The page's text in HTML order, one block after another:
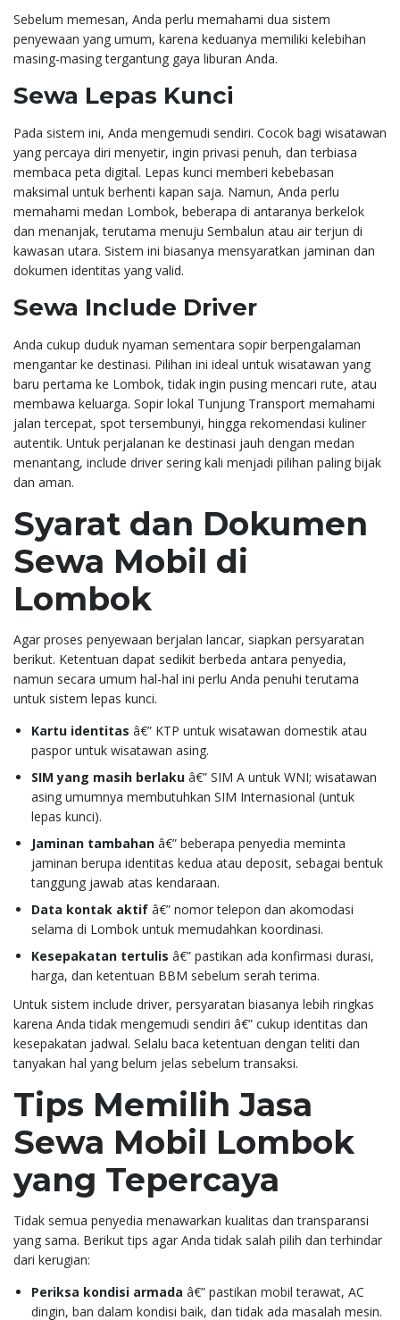
Sebelum memesan, Anda perlu memahami dua sistem
penyewaan yang umum, karena keduanya memiliki kelebihan
masing-masing tergantung gaya liburan Anda.
Sewa Lepas Kunci
Pada sistem ini, Anda mengemudi sendiri. Cocok bagi wisatawan
yang percaya diri menyetir, ingin privasi penuh, dan terbiasa
membaca peta digital. Lepas kunci memberi kebebasan
maksimal untuk berhenti kapan saja. Namun, Anda perlu
memahami medan Lombok, beberapa di antaranya berkelok
dan menanjak, terutama menuju Sembalun atau air terjun di
kawasan utara. Sistem ini biasanya mensyaratkan jaminan dan
dokumen identitas yang valid.
Sewa Include Driver
Anda cukup duduk nyaman sementara sopir berpengalaman
mengantar ke destinasi. Pilihan ini ideal untuk wisatawan yang
baru pertama ke Lombok, tidak ingin pusing mencari rute, atau
membawa keluarga. Sopir lokal Tunjung Transport memahami
jalan tercepat, spot tersembunyi, hingga rekomendasi kuliner
autentik. Untuk perjalanan ke destinasi jauh dengan medan
menantang, include driver sering kali menjadi pilihan paling bijak
dan aman.
Syarat dan Dokumen
Sewa Mobil di
Lombok
Agar proses penyewaan berjalan lancar, siapkan persyaratan
berikut. Ketentuan dapat sedikit berbeda antara penyedia,
namun secara umum hal-hal ini perlu Anda penuhi terutama
untuk sistem lepas kunci.
Kartu identitas â€” KTP untuk wisatawan domestik atau
paspor untuk wisatawan asing.
SIM yang masih berlaku â€” SIM A untuk WNI; wisatawan
asing umumnya membutuhkan SIM Internasional (untuk
lepas kunci).
Jaminan tambahan â€” beberapa penyedia meminta
jaminan berupa identitas kedua atau deposit, sebagai bentuk
tanggung jawab atas kendaraan.
Data kontak aktif â€” nomor telepon dan akomodasi
selama di Lombok untuk memudahkan koordinasi.
Kesepakatan tertulis â€” pastikan ada konfirmasi durasi,
harga, dan ketentuan BBM sebelum serah terima.
Untuk sistem include driver, persyaratan biasanya lebih ringkas
karena Anda tidak mengemudi sendiri â€” cukup identitas dan
kesepakatan jadwal. Selalu baca ketentuan dengan teliti dan
tanyakan hal yang belum jelas sebelum transaksi.
Tips Memilih Jasa
Sewa Mobil Lombok
yang Tepercaya
Tidak semua penyedia menawarkan kualitas dan transparansi
yang sama. Berikut tips agar Anda tidak salah pilih dan terhindar
dari kerugian:
Periksa kondisi armada â€” pastikan mobil terawat, AC
dingin, ban dalam kondisi baik, dan tidak ada masalah mesin.